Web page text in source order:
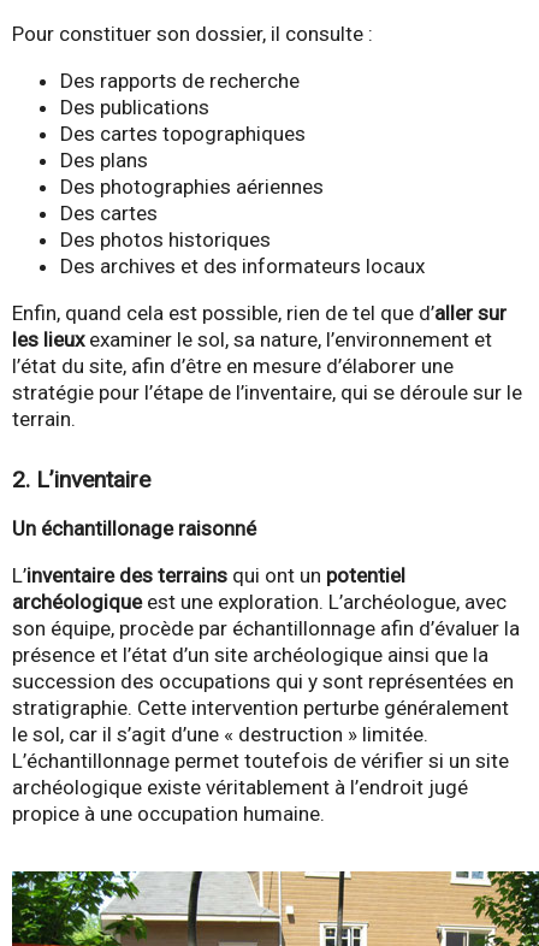
Pour constituer son dossier, il consulte :
Des rapports de recherche
Des publications
Des cartes topographiques
Des plans
Des photographies aériennes
Des cartes
Des photos historiques
Des archives et des informateurs locaux
Enfin, quand cela est possible, rien de tel que d’aller sur
les lieuxexaminer le sol, sa nature, l’environnement et
l’état du site, afin d’être en mesure d’élaborer une
stratégie pour l’étape de l’inventaire, qui se déroule sur le
terrain.
2. L’inventaire
Un échantillonage raisonné
L’inventaire des terrains qui ont un potentiel
archéologiqueest une exploration. L’archéologue, avec
son équipe, procède par échantillonnage afin d’évaluer la
présence et l’état d’un site archéologique ainsi que la
succession des occupations qui y sont représentées en
stratigraphie. Cette intervention perturbe généralement
le sol, car il s’agit d’une « destruction » limitée.
L’échantillonnage permet toutefois de vérifier si un site
archéologique existe véritablement à l’endroit jugé
propice à une occupation humaine.